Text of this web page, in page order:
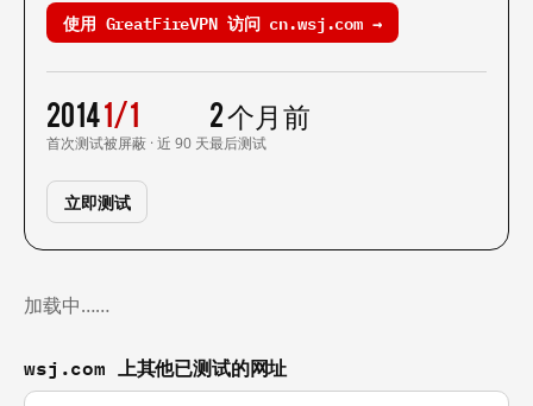
使用 GreatFireVPN 访问 cn.wsj.com →
2014
首次测试
1/1
被屏蔽 · 近 90 天
2 个月前
最后测试
立即测试
加载中……
wsj.com 上其他已测试的网址